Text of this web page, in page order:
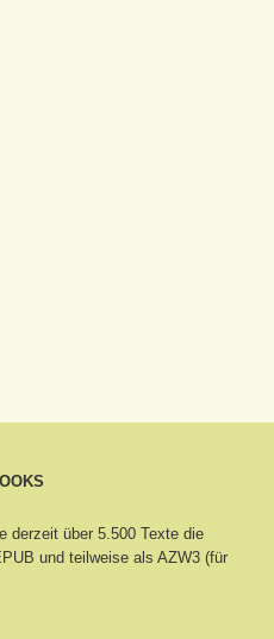
derzeit über 5.500 Texte die
und teilweise als AZW3 (für